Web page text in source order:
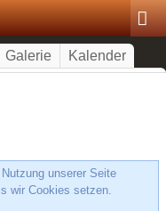
Galerie Kalender
unserer Seite
wir Cookies setzen.